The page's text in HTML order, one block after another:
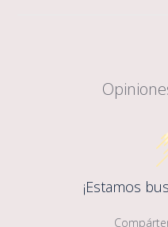
¡Estamos